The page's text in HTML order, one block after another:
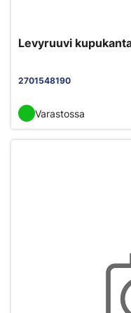
Levyruuvi
2701548190
Varastossa